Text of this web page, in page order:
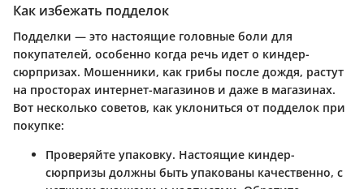
Как избежать подделок
Подделки — это настоящие головные боли для
покупателей, особенно когда речь идет о киндер-
сюрпризах. Мошенники, как грибы после дождя, растут
на просторах интернет-магазинов и даже в магазинах.
Вот несколько советов, как уклониться от подделок при
покупке:
Проверяйте упаковку. Настоящие киндер-
сюрпризы должны быть упакованы качественно, с